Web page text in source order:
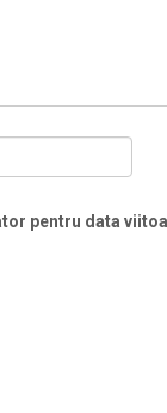
pentru data